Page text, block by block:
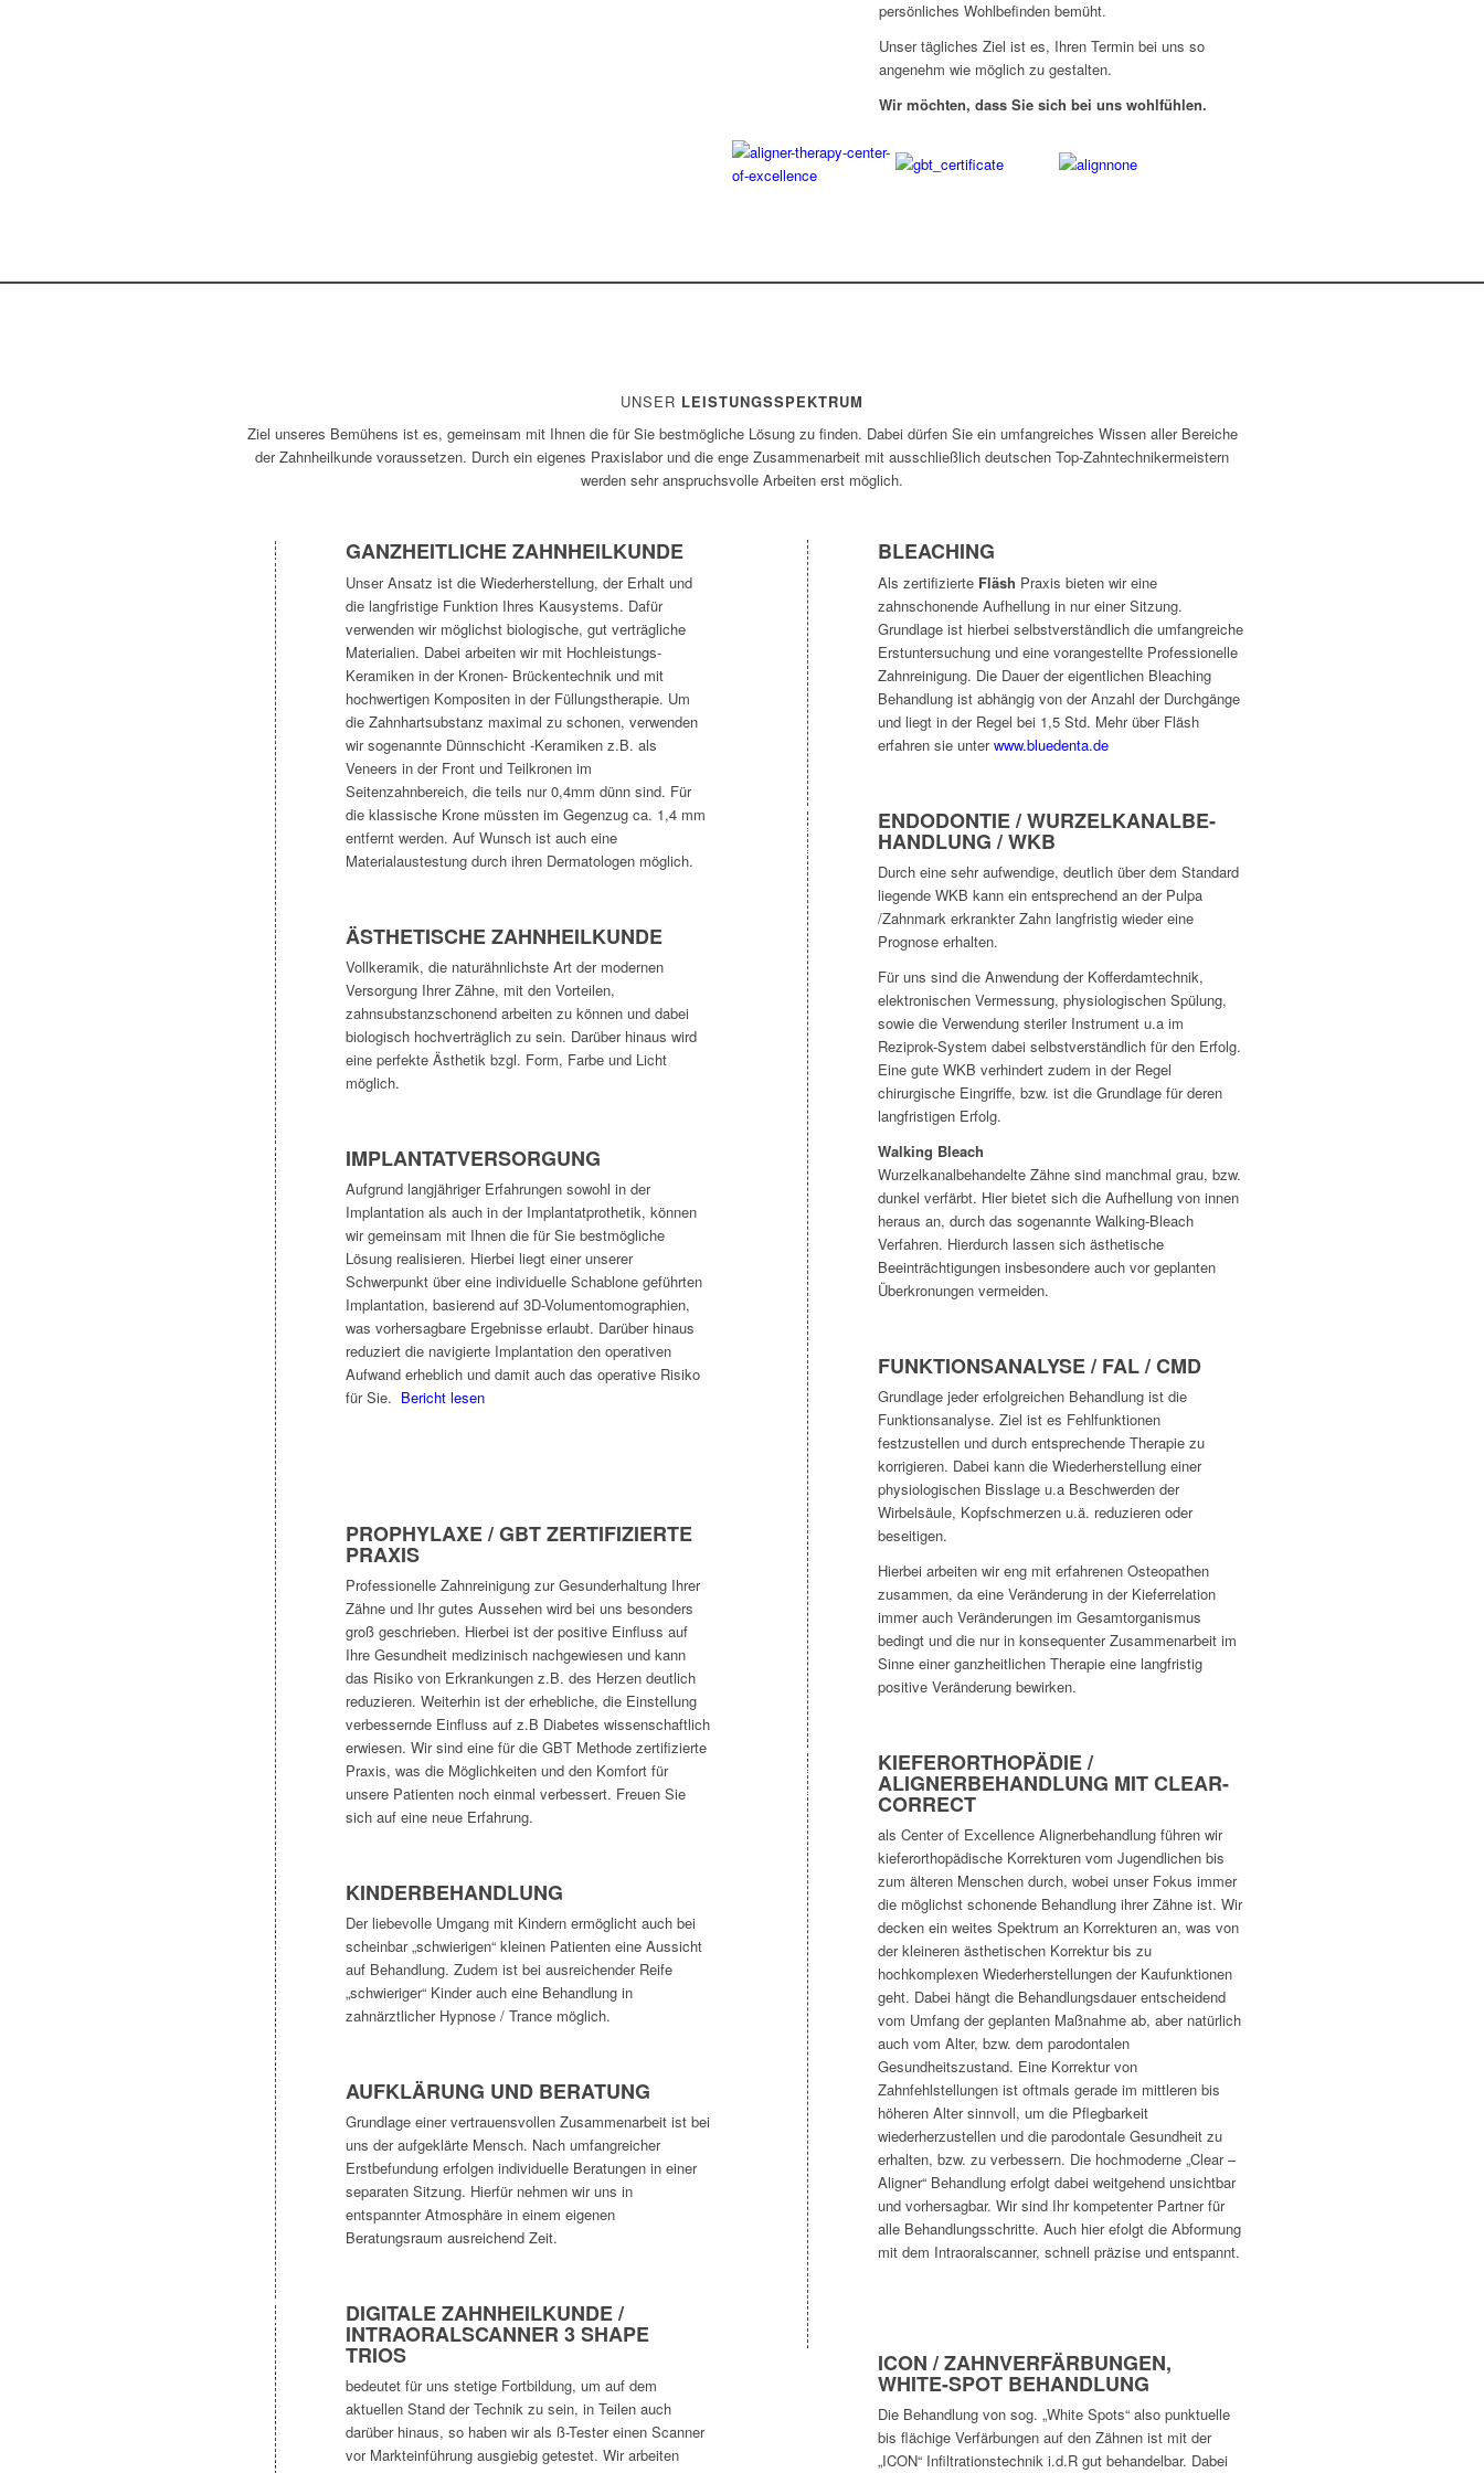
persönliches Wohlbefinden bemüht.
Unser tägliches Ziel ist es, Ihren Termin bei uns so
angenehm wie möglich zu gestalten.
Wir möchten, dass Sie sich bei uns wohlfühlen.
UNSER LEISTUNGSSPEKTRUM
Ziel unseres Bemühens ist es, gemeinsam mit Ihnen die für Sie bestmögliche Lösung zu finden. Dabei dürfen Sie ein umfangreiches Wissen aller Bereiche
der Zahnheilkunde voraussetzen. Durch ein eigenes Praxislabor und die enge Zusammenarbeit mit ausschließlich deutschen Top-Zahntechnikermeistern
werden sehr anspruchsvolle Arbeiten erst möglich.
GANZHEITLICHE ZAHNHEILKUNDE
Unser Ansatz ist die Wiederherstellung, der Erhalt und
die langfristige Funktion Ihres Kausystems. Dafür
verwenden wir möglichst biologische, gut verträgliche
Materialien. Dabei arbeiten wir mit Hochleistungs-
Keramiken in der Kronen- Brückentechnik und mit
hochwertigen Kompositen in der Füllungstherapie. Um
die Zahnhartsubstanz maximal zu schonen, verwenden
wir sogenannte Dünnschicht -Keramiken z.B. als
Veneers in der Front und Teilkronen im
Seitenzahnbereich, die teils nur 0,4mm dünn sind. Für
die klassische Krone müssten im Gegenzug ca. 1,4 mm
entfernt werden. Auf Wunsch ist auch eine
Materialaustestung durch ihren Dermatologen möglich.
ÄSTHETISCHE ZAHNHEILKUNDE
Vollkeramik, die naturähnlichste Art der modernen
Versorgung Ihrer Zähne, mit den Vorteilen,
zahnsubstanzschonend arbeiten zu können und dabei
biologisch hochverträglich zu sein. Darüber hinaus wird
eine perfekte Ästhetik bzgl. Form, Farbe und Licht
möglich.
IMPLANTATVERSORGUNG
Aufgrund langjähriger Erfahrungen sowohl in der
Implantation als auch in der Implantatprothetik, können
wir gemeinsam mit Ihnen die für Sie bestmögliche
Lösung realisieren. Hierbei liegt einer unserer
Schwerpunkt über eine individuelle Schablone geführten
Implantation, basierend auf 3D-Volumentomographien,
was vorhersagbare Ergebnisse erlaubt. Darüber hinaus
reduziert die navigierte Implantation den operativen
Aufwand erheblich und damit auch das operative Risiko
für Sie. Bericht lesen
PROPHYLAXE / GBT ZERTIFIZIERTE
PRAXIS
Professionelle Zahnreinigung zur Gesunderhaltung Ihrer
Zähne und Ihr gutes Aussehen wird bei uns besonders
groß geschrieben. Hierbei ist der positive Einfluss auf
Ihre Gesundheit medizinisch nachgewiesen und kann
das Risiko von Erkrankungen z.B. des Herzen deutlich
reduzieren. Weiterhin ist der erhebliche, die Einstellung
verbessernde Einfluss auf z.B Diabetes wissenschaftlich
erwiesen. Wir sind eine für die GBT Methode zertifizierte
Praxis, was die Möglichkeiten und den Komfort für
unsere Patienten noch einmal verbessert. Freuen Sie
sich auf eine neue Erfahrung.
KINDERBEHANDLUNG
Der liebevolle Umgang mit Kindern ermöglicht auch bei
scheinbar „schwierigen“ kleinen Patienten eine Aussicht
auf Behandlung. Zudem ist bei ausreichender Reife
„schwieriger“ Kinder auch eine Behandlung in
zahnärztlicher Hypnose / Trance möglich.
AUFKLÄRUNG UND BERATUNG
Grundlage einer vertrauensvollen Zusammenarbeit ist bei
uns der aufgeklärte Mensch. Nach umfangreicher
Erstbefundung erfolgen individuelle Beratungen in einer
separaten Sitzung. Hierfür nehmen wir uns in
entspannter Atmosphäre in einem eigenen
Beratungsraum ausreichend Zeit.
DIGITALE ZAHNHEILKUNDE /
INTRAORALSCANNER 3 SHAPE
TRIOS
bedeutet für uns stetige Fortbildung, um auf dem
aktuellen Stand der Technik zu sein, in Teilen auch
darüber hinaus, so haben wir als ß-Tester einen Scanner
vor Markteinführung ausgiebig getestet. Wir arbeiten
BLEACHING
Als zertifizierte Fläsh Praxis bieten wir eine
zahnschonende Aufhellung in nur einer Sitzung.
Grundlage ist hierbei selbstverständlich die umfangreiche
Erstuntersuchung und eine vorangestellte Professionelle
Zahnreinigung. Die Dauer der eigentlichen Bleaching
Behandlung ist abhängig von der Anzahl der Durchgänge
und liegt in der Regel bei 1,5 Std. Mehr über Fläsh
erfahren sie unterwww.bluedenta.de
ENDODONTIE / WURZELKANALBE­
HANDLUNG / WKB
Durch eine sehr aufwendige, deutlich über dem Standard
liegende WKB kann ein entsprechend an der Pulpa
/Zahnmark erkrankter Zahn langfristig wieder eine
Prognose erhalten.
Für uns sind die Anwendung der Kofferdamtechnik,
elektronischen Vermessung, physiologischen Spülung,
sowie die Verwendung steriler Instrument u.a im
Reziprok-System dabei selbstverständlich für den Erfolg.
Eine gute WKB verhindert zudem in der Regel
chirurgische Eingriffe, bzw. ist die Grundlage für deren
langfristigen Erfolg.
Walking Bleach
Wurzelkanalbehandelte Zähne sind manchmal grau, bzw.
dunkel verfärbt. Hier bietet sich die Aufhellung von innen
heraus an, durch das sogenannte Walking-Bleach
Verfahren. Hierdurch lassen sich ästhetische
Beeinträchtigungen insbesondere auch vor geplanten
Überkronungen vermeiden.
FUNKTIONSANALYSE / FAL / CMD
Grundlage jeder erfolgreichen Behandlung ist die
Funktionsanalyse. Ziel ist es Fehlfunktionen
festzustellen und durch entsprechende Therapie zu
korrigieren. Dabei kann die Wiederherstellung einer
physiologischen Bisslage u.a Beschwerden der
Wirbelsäule, Kopfschmerzen u.ä. reduzieren oder
beseitigen.
Hierbei arbeiten wir eng mit erfahrenen Osteopathen
zusammen, da eine Veränderung in der Kieferrelation
immer auch Veränderungen im Gesamtorganismus
bedingt und die nur in konsequenter Zusammenarbeit im
Sinne einer ganzheitlichen Therapie eine langfristig
positive Veränderung bewirken.
KIEFERORTHOPÄDIE /
ALIGNERBEHANDLUNG MIT CLEAR-
CORRECT
als Center of Excellence Alignerbehandlung führen wir
kieferorthopädische Korrekturen vom Jugendlichen bis
zum älteren Menschen durch, wobei unser Fokus immer
die möglichst schonende Behandlung ihrer Zähne ist. Wir
decken ein weites Spektrum an Korrekturen an, was von
der kleineren ästhetischen Korrektur bis zu
hochkomplexen Wiederherstellungen der Kaufunktionen
geht. Dabei hängt die Behandlungsdauer entscheidend
vom Umfang der geplanten Maßnahme ab, aber natürlich
auch vom Alter, bzw. dem parodontalen
Gesundheitszustand. Eine Korrektur von
Zahnfehlstellungen ist oftmals gerade im mittleren bis
höheren Alter sinnvoll, um die Pflegbarkeit
wiederherzustellen und die parodontale Gesundheit zu
erhalten, bzw. zu verbessern. Die hochmoderne „Clear –
Aligner“ Behandlung erfolgt dabei weitgehend unsichtbar
und vorhersagbar. Wir sind Ihr kompetenter Partner für
alle Behandlungsschritte. Auch hier efolgt die Abformung
mit dem Intraoralscanner, schnell präzise und entspannt.
ICON / ZAHNVERFÄRBUNGEN,
WHITE-SPOT BEHANDLUNG
Die Behandlung von sog. „White Spots“ also punktuelle
bis flächige Verfärbungen auf den Zähnen ist mit der
„ICON“ Infiltrationstechnik i.d.R gut behandelbar. Dabei